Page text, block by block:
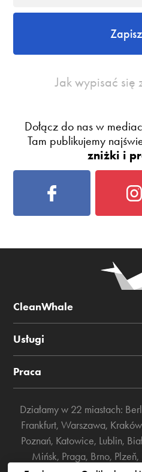
Jak wypisać się
Dołącz do nas w
Tam publikujemy
zniżki i
CleanWhale
Usługi
Praca
Działamy w 22 miastach:
Frankfurt, Warszawa, Kraków
Poznań, Katowice, Lublin,
Mińsk, Praga, Brno, Plzeň,